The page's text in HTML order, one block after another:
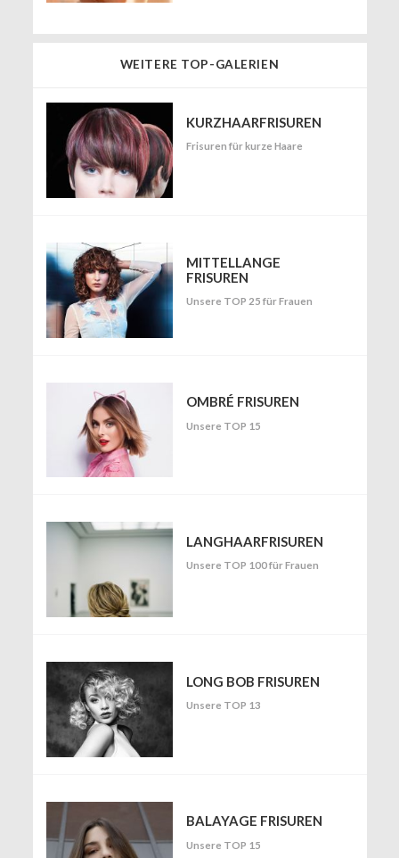
WEITERE TOP-GALERIEN
KURZHAARFRISUREN
Frisuren für kurze Haare
MITTELLANGE
FRISUREN
Unsere TOP 25 für Frauen
OMBRÉ FRISUREN
Unsere TOP 15
LANGHAARFRISUREN
Unsere TOP 100 für Frauen
LONG BOB FRISUREN
Unsere TOP 13
BALAYAGE FRISUREN
Unsere TOP 15